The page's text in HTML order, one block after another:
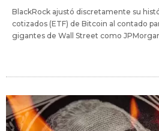
BlackRock ajustó discretamente su
cotizados (ETF) de Bitcoin al contado
gigantes de Wall Street como